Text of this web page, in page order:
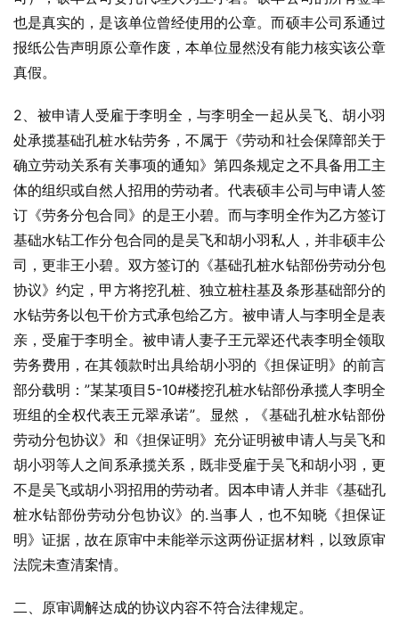
也是真实的，是该单位曾经使用的公章。而硕丰公司系通过
报纸公告声明原公章作废，本单位显然没有能力核实该公章
真假。
2、被申请人受雇于李明全，与李明全一起从吴飞、胡小羽
处承揽基础孔桩水钻劳务，不属于《劳动和社会保障部关于
确立劳动关系有关事项的通知》第四条规定之不具备用工主
体的组织或自然人招用的劳动者。代表硕丰公司与申请人签
订《劳务分包合同》的是王小碧。而与李明全作为乙方签订
基础水钻工作分包合同的是吴飞和胡小羽私人，并非硕丰公
司，更非王小碧。双方签订的《基础孔桩水钻部份劳动分包
协议》约定，甲方将挖孔桩、独立桩柱基及条形基础部分的
水钻劳务以包干价方式承包给乙方。被申请人与李明全是表
亲，受雇于李明全。被申请人妻子王元翠还代表李明全领取
劳务费用，在其领款时出具给胡小羽的《担保证明》的前言
部分载明：”某某项目5-10#楼挖孔桩水钻部份承揽人李明全
班组的全权代表王元翠承诺”。显然，《基础孔桩水钻部份
劳动分包协议》和《担保证明》充分证明被申请人与吴飞和
胡小羽等人之间系承揽关系，既非受雇于吴飞和胡小羽，更
不是吴飞或胡小羽招用的劳动者。因本申请人并非《基础孔
桩水钻部份劳动分包协议》的.当事人，也不知晓《担保证
明》证据，故在原审中未能举示这两份证据材料，以致原审
法院未查清案情。
二、原审调解达成的协议内容不符合法律规定。